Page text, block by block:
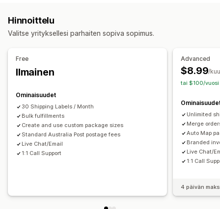
Pakkausluettelot
Toimituspäivä Tilausten synkronointi
Hinnoittelu
Valitse yrityksellesi parhaiten sopiva sopimus.
Free
Ilmainen
Ominaisuudet
30 Shipping Labels / Month
Bulk fulfillments
Create and use custom package sizes
Standard Australia Post postage fees
Live Chat/Email
1:1 Call Support
Advanced
$8.99/
tai $100/vuosi
Unlimited
Merge
Auto Map
Branded
Live Chat/
1:1 Call
4 päivän